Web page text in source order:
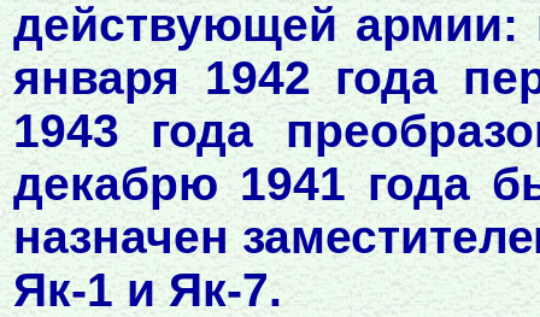
действующей армии:
января 1942 года
1943 года
декабрю 1941 года
назначен
Як-1 и Як-7.